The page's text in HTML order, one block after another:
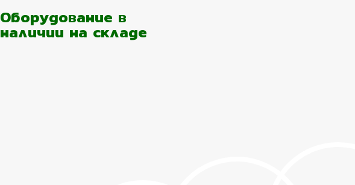
Оборудование в
наличии на складе